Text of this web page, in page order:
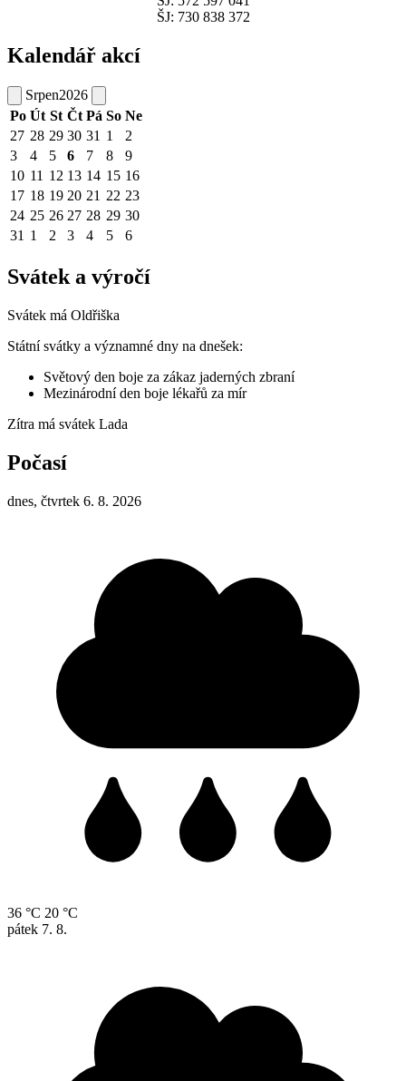
ŠJ: 730 838 372
Kalendář akcí
Srpen2026
Po Út St Čt Pá So Ne
27 28 29 30 31 1
2
3
4 5 6 7 8
9
10 11 12 13 14 15 16
17 18 19 20 21 22 23
24 25 26 27 28 29 30
31 1 2 3 4 5 6
Svátek a výročí
Svátek má Oldřiška
Státní svátky a významné dny na dnešek:
Světový den boje za zákaz jaderných zbraní
Mezinárodní den boje lékařů za mír
Zítra má svátek Lada
Počasí
dnes, čtvrtek 6. 8. 2026
36 °C 20 °C
pátek 7. 8.